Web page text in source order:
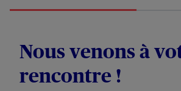
Nous venons à
rencontre !